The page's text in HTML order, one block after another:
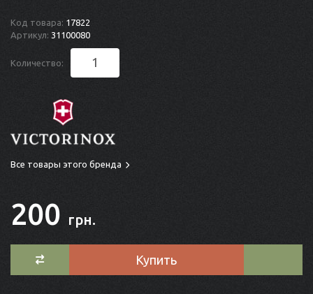
Код товара: 17822
Артикул: 31100080
Количество:
Все товары этого бренда
200 грн.
Купить